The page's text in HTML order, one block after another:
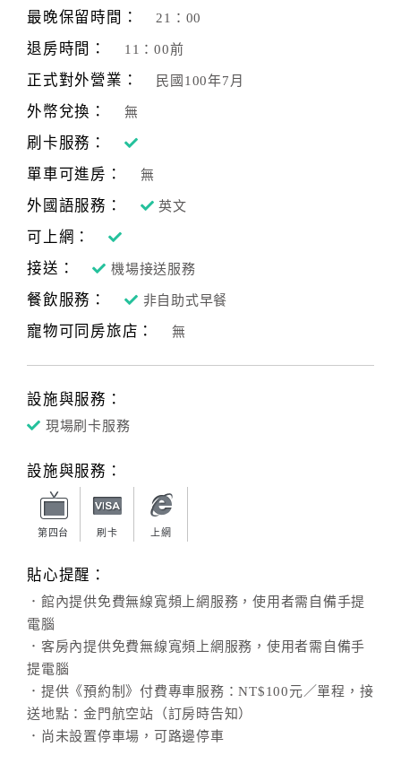
劃
商
品
傳
最晚保留時間： 21：00
退房時間： 11：00前
正式對外營業： 民國100年7月
外幣兌換： 無
刷卡服務：
單車可進房：
無
外國語服務： 英文
可上網：
接送：
機場接送服務
餐飲服務： 非自助式早餐
寵物可同房旅店： 無
設施與服務：
現場刷卡服務
設施與服務：
第四台 刷卡 上網
貼心提醒：
．館內提供免費無線寬頻上網服務，使用者需自備手提
電腦
．客房內提供免費無線寬頻上網服務，使用者需自備手
提電腦
．提供《預約制》付費專車服務：NT$100元／單程，接
送地點：金門航空站（訂房時告知）
．尚未設置停車場，可路邊停車